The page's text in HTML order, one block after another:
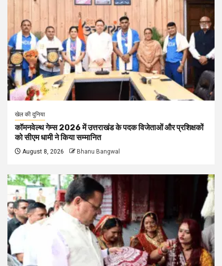
खेल की दुनिया
कॉमनवेल्थ गेम्स 2026 में उत्तराखंड के पदक विजेताओं और प्रशिक्षकों
को सीएम धामी ने किया सम्मानित
August 8, 2026 Bhanu Bangwal